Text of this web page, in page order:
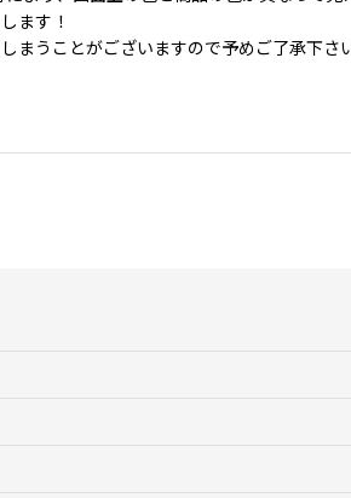
ます！
うことがございますので予めご了承下